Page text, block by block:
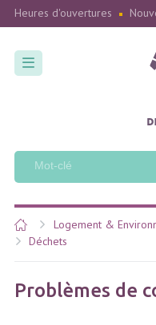
Heures d'ouvertures
Logement &
Déchets
Problèmes de